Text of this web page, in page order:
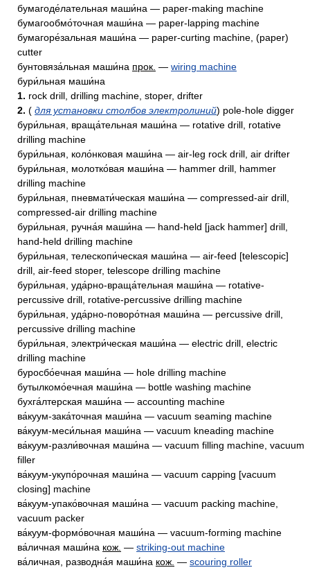
бумагоде́лательная маши́на — paper-making machine
бумагообмо́точная маши́на — paper-lapping machine
бумагоре́зальная маши́на — paper-curting machine, (paper)
cutter
бунтовяза́льная маши́на прок. — wiring machine
бури́льная маши́на
1. rock drill, drilling machine, stoper, drifter
2. ( для установки столбов электролиний) pole-hole digger
бури́льная, враща́тельная маши́на — rotative drill, rotative
drilling machine
бури́льная, коло́нковая маши́на — air-leg rock drill, air drifter
бури́льная, молотко́вая маши́на — hammer drill, hammer
drilling machine
бури́льная, пневмати́ческая маши́на — compressed-air drill,
compressed-air drilling machine
бури́льная, ручна́я маши́на — hand-held [jack hammer] drill,
hand-held drilling machine
бури́льная, телескопи́ческая маши́на — air-feed [telescopic]
drill, air-feed stoper, telescope drilling machine
бури́льная, уда́рно-враща́тельная маши́на — rotative-
percussive drill, rotative-percussive drilling machine
бури́льная, уда́рно-поворо́тная маши́на — percussive drill,
percussive drilling machine
бури́льная, электри́ческая маши́на — electric drill, electric
drilling machine
буросбо́ечная маши́на — hole drilling machine
бутылкомо́ечная маши́на — bottle washing machine
бухга́лтерская маши́на — accounting machine
ва́куум-зака́точная маши́на — vacuum seaming machine
ва́куум-меси́льная маши́на — vacuum kneading machine
ва́куум-разли́вочная маши́на — vacuum filling machine, vacuum
filler
ва́куум-укупо́рочная маши́на — vacuum capping [vacuum
closing] machine
ва́куум-упако́вочная маши́на — vacuum packing machine,
vacuum packer
ва́куум-формо́вочная маши́на — vacuum-forming machine
ва́личная маши́на кож. — striking-out machine
ва́личная, разводна́я маши́на кож. — scouring roller